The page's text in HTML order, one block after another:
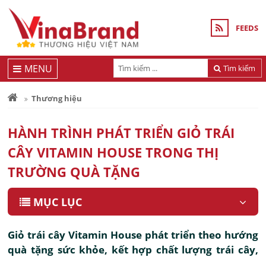
FEEDS
Tìm kiếm
MENU
Thương hiệu
HÀNH TRÌNH PHÁT TRIỂN GIỎ TRÁI
CÂY VITAMIN HOUSE TRONG THỊ
TRƯỜNG QUÀ TẶNG
MỤC LỤC
Giỏ trái cây Vitamin House phát triển theo hướng
quà tặng sức khỏe, kết hợp chất lượng trái cây,